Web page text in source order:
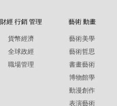
財經 行銷 管理
貨幣經濟
全球政經
職場管理
藝術 動畫
藝術美學
藝術哲思
書畫藝術
博物館學
動漫創作
表演藝術